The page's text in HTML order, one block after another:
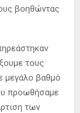
βοηθώντας
τους
μεγάλο βαθμό
προωθήσαμε
των